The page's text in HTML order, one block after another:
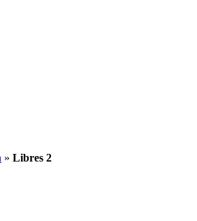
» Libres 2